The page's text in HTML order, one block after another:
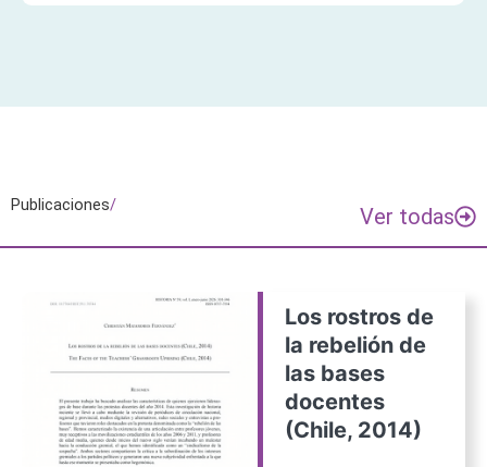
Publicaciones/ Ver todas
Los rostros de
la rebelión de
las bases
docentes
(Chile, 2014)